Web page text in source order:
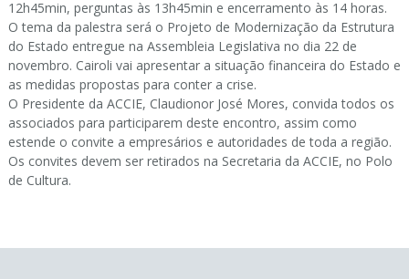
12h45min, perguntas às 13h45min e encerramento às 14 horas.
O tema da palestra será o Projeto de Modernização da Estrutura
do Estado entregue na Assembleia Legislativa no dia 22 de
novembro. Cairoli vai apresentar a situação financeira do Estado e
as medidas propostas para conter a crise.
O Presidente da ACCIE, Claudionor José Mores, convida todos os
associados para participarem deste encontro, assim como
estende o convite a empresários e autoridades de toda a região.
Os convites devem ser retirados na Secretaria da ACCIE, no Polo
de Cultura.